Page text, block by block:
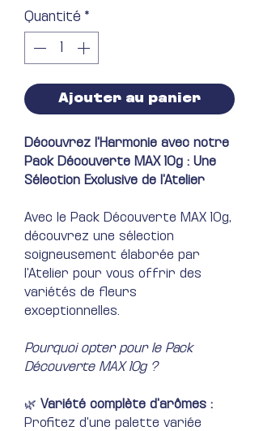
Quantité *
Ajouter au panier
Découvrez l'Harmonie avec notre
Pack Découverte MAX 10g : Une
Sélection Exclusive de l'Atelier
Avec le Pack Découverte MAX 10g,
découvrez une sélection
soigneusement élaborée par
l'Atelier pour vous offrir des
variétés de fleurs
exceptionnelles.
Pourquoi opter pour le Pack
Découverte MAX 10g ?
🌿 Variété complète d'arômes :
Profitez d'une palette variée